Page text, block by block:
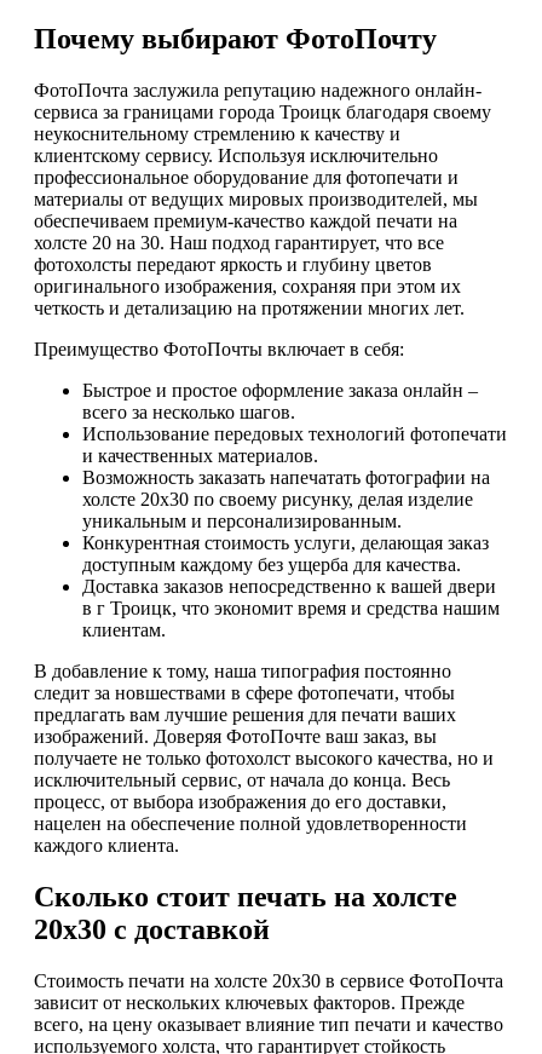
Почему выбирают ФотоПочту
ФотоПочта заслужила репутацию надежного онлайн-
сервиса за границами города Троицк благодаря своему
неукоснительному стремлению к качеству и
клиентскому сервису. Используя исключительно
профессиональное оборудование для фотопечати и
материалы от ведущих мировых производителей, мы
обеспечиваем премиум-качество каждой печати на
холсте 20 на 30. Наш подход гарантирует, что все
фотохолсты передают яркость и глубину цветов
оригинального изображения, сохраняя при этом их
четкость и детализацию на протяжении многих лет.
Преимущество ФотоПочты включает в себя:
Быстрое и простое оформление заказа онлайн –
всего за несколько шагов.
Использование передовых технологий фотопечати
и качественных материалов.
Возможность заказать напечатать фотографии на
холсте 20х30 по своему рисунку, делая изделие
уникальным и персонализированным.
Конкурентная стоимость услуги, делающая заказ
доступным каждому без ущерба для качества.
Доставка заказов непосредственно к вашей двери
в г Троицк, что экономит время и средства нашим
клиентам.
В добавление к тому, наша типография постоянно
следит за новшествами в сфере фотопечати, чтобы
предлагать вам лучшие решения для печати ваших
изображений. Доверяя ФотоПочте ваш заказ, вы
получаете не только фотохолст высокого качества, но и
исключительный сервис, от начала до конца. Весь
процесс, от выбора изображения до его доставки,
нацелен на обеспечение полной удовлетворенности
каждого клиента.
Сколько стоит печать на холсте
20х30 с доставкой
Стоимость печати на холсте 20х30 в сервисе ФотоПочта
зависит от нескольких ключевых факторов. Прежде
всего, на цену оказывает влияние тип печати и качество
используемого холста, что гарантирует стойкость